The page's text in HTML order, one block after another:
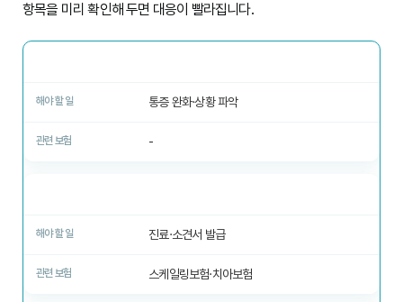
항목을 미리 확인해 두면 대응이 빨라집니다.
통증 완화·상황 파악
-
진료·소견서 발급
스케일링보험·치아보험